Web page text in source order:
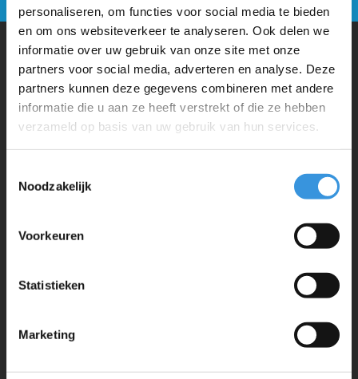
personaliseren, om functies voor social media te bieden
en om ons websiteverkeer te analyseren. Ook delen we
informatie over uw gebruik van onze site met onze
partners voor social media, adverteren en analyse. Deze
partners kunnen deze gegevens combineren met andere
informatie die u aan ze heeft verstrekt of die ze hebben
verzameld op basis van uw gebruik van hun services.
Noodzakelijk
Voorkeuren
Statistieken
Marketing
Waarom Micro Step?
Micro Mobility is de uitvinder van de compacte vouwstep en de
iconische 3-wielige step. Al onze steps worden met veel aandacht en
liefde in Zwitserland ontwikkeld. Ze zijn uitgebreid getest op
veiligheid en zeer duurzaam. Elk onderdeel is los te vervangen. Je
Klantenservice